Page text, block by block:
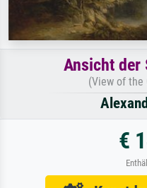
Ansicht der
(View of the
€